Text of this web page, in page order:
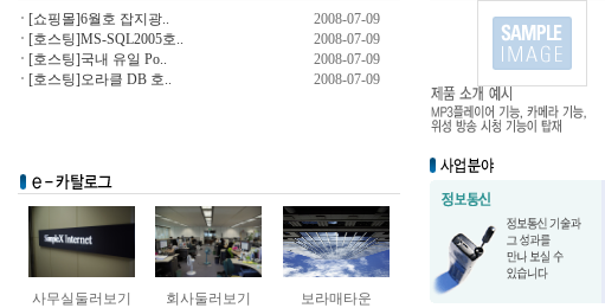
[쇼핑몰]6월호 잡지광..
2008-07-09
[호스팅]MS-SQL2005호..
2008-07-09
[호스팅]국내 유일 Po..
2008-07-09
[호스팅]오라클 DB 호..
2008-07-09
사무실둘러보기 회사둘러보기
보라매타운